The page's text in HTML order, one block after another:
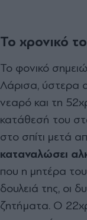
Το χρονικό
Το φονικό
Λάρισα, ύστερα
νεαρό και τη
κατάθεσή του
στο σπίτι μετά
καταναλώσει
που η μητέρα
δουλειά της, οι
ζητήματα. Ο